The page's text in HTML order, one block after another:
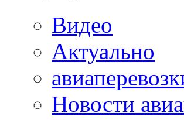
Видео
Актуально
Новости